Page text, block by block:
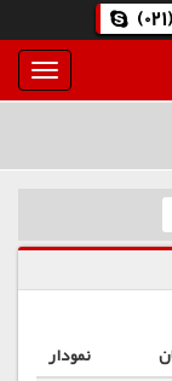
بار
و
نمودار